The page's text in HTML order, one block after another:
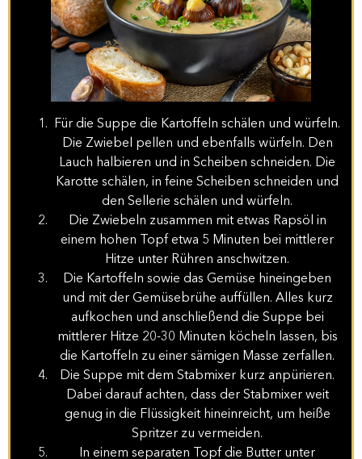
Für die Suppe die Kartoffeln schälen und würfeln.
Die Zwiebel pellen und ebenfalls würfeln. Den
Lauch halbieren und in Scheiben schneiden. Die
Karotte schälen, in feine Scheiben schneiden und
den Sellerie schälen und würfeln.
Die Zwiebeln zusammen mit etwas Rapsöl in
einem hohen Topf etwa 5 Minuten bei mittlerer
Hitze unter Rühren anschwitzen.
Die Kartoffeln sowie das Gemüse hineingeben
und mit der Gemüsebrühe auffüllen. Alles kurz
aufkochen und anschließend die Suppe bei
mittlerer Hitze 20-30 Minuten köcheln lassen, bis
die Kartoffeln zu einer sämigen Masse zerfallen.
Die Suppe mit dem Stabmixer kurz anpürieren.
Dabei darauf achten, dass der Stabmixer weit
genug in die Flüssigkeit hineinreicht, um heiße
Spritzer zu vermeiden.
In einem separaten Topf die Butter unter